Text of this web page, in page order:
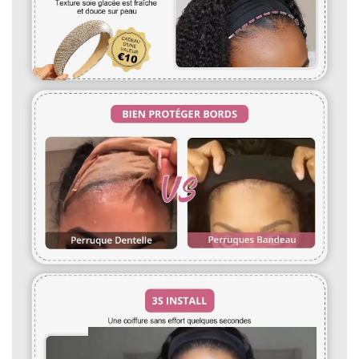
devrez payer les frais de retour. Veuillez noter que si les
cheveux sont usés ou endommagés, nous ne pouvons pas
accepter les retours. S'il y a un problème de qualité des
cheveux, vous pouvez les retourner sans frais.
4.Puis-je personnaliser une perruque autre que les perruques
sur le site Web ?
Oui, nous pouvons faire n'importe quelle perruque comme
vous le souhaitez. Vous pouvez nous envoyer des photos et
des exigences. Il faudra 7 jours pour procéder. Vous pouvez
nous écrire à : vip@shinehair.fr
5.Puis-je avoir un prix de gros si j'en achète plus ?
Oui, vous pouvez avoir un prix de gros si vous nous contactez
pour une commande groupée.
PERRUQUE
3.WIG MESURE
et pétrissez-la le long de la boucle avec vos doigts.
6. Une fois que vos cheveux sont secs, lissez-les de haut en
bas et utilisez vos doigts pour les boucler de l'intérieur vers
l'extérieur aux extrémités pour des boucles plus lisses.
Vaporisez une lotion coiffante pour aider
à maintenir l'état des boucles.
7.Le soin des perruques est recommandé une fois par
semaine ou deux semaines dépend de l'utilisation.